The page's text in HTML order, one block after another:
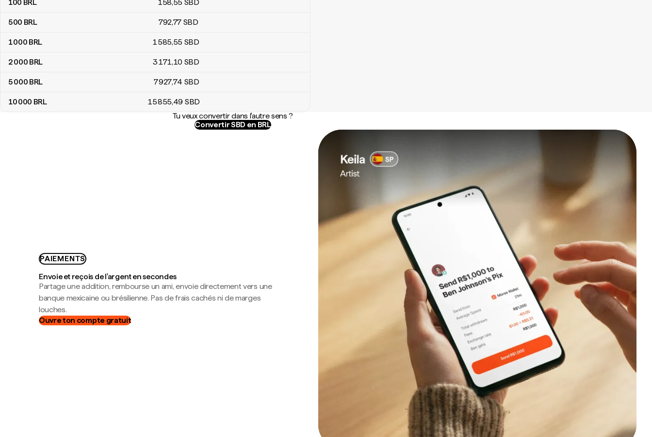
100 BRL 158,55 SBD
500 BRL 792,77 SBD
1 000 BRL 1 585,55 SBD
2 000 BRL 3 171,10 SBD
5 000 BRL 7 927,74 SBD
10 000 BRL 15 855,49 SBD
Tu veux convertir dans l'autre sens ?
Convertir SBD en BRL
PAIEMENTS
Envoie et reçois de l'argent en secondes
Partage une addition, rembourse un ami, envoie directement vers une
banque mexicaine ou brésilienne. Pas de frais cachés ni de marges
louches.
Ouvre ton compte gratuit